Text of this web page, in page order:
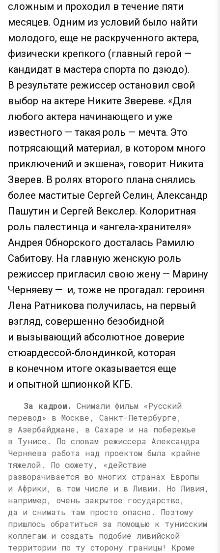
сложным и проходил в течение пяти
месяцев. Одним из условий было найти
молодого, еще не раскрученного актера,
физически крепкого (главный герой —
кандидат в мастера спорта по дзюдо).
В результате режиссер остановил свой
выбор на актере Никите Звереве. «Для
любого актера начинающего и уже
известного — такая роль — мечта. Это
потрясающий материал, в котором много
приключений и экшена», говорит Никита
Зверев. В ролях второго плана снялись
более маститые Сергей Селин, Александр
Пашутин и Сергей Векслер. Колоритная
роль палестинца и «ангела-хранителя»
Андрея Обнорского досталась Рамилю
Сабитову. На главную женскую роль
режиссер пригласил свою жену — Марину
Черняеву — и, тоже не прогадал: героиня
Лена Ратникова получилась, на первый
взгляд, совершенно безобидной
и вызывающий абсолютное доверие
стюардессой-блондинкой, которая
в конечном итоге оказывается еще
и опытной шпионкой КГБ.
За кадром.
Снимали фильм «Русский
перевод» в Москве, Санкт-Петербурге,
в Азербайджане, в Сахаре и на побережье
в Тунисе. По словам режиссера Александра
Черняева работа над проектом была крайне
тяжелой. По сюжету, «действие
разворачивается во многих странах Европы
и Африки, в том числе и в Ливии. Но Ливия,
например, очень закрытое государство,
да и снимать там просто опасно. Поэтому
пришлось обратиться за помощью к тунисским
коллегам и создать подобие ливийской
территории по ту сторону границы! Кроме